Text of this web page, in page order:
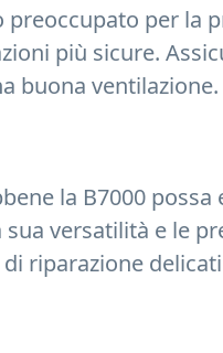
per la
più sicure.
buona ventilazione.
la B7000
versatilità e le
riparazione